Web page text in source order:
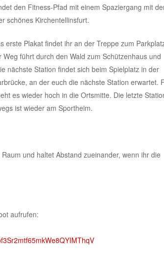
den Fitness-Pfad mit einem Spaziergang mit
schönes Kirchentellinsfurt.
erste Plakat findet ihr an der Treppe zum
führt durch den Wald zum Schützenhaus und
nächste Station findet sich beim Spielplatz in der
an der euch die nächste Station erwartet.
es wieder hoch in die Ortsmitte. Die letzte
ist wieder am Sportheim.
und haltet Abstand zueinander, wenn ihr die
aufrufen: